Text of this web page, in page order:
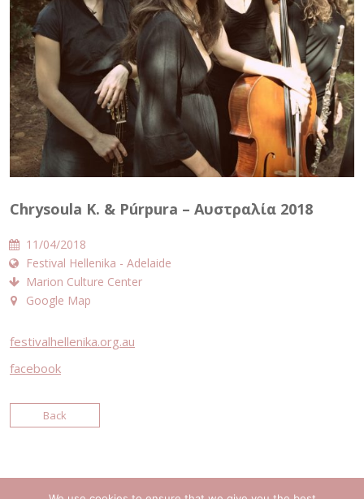
Εκδηλώσεις
Επερχόμενες εκδηλώσεις
Περασμένες εκδηλώσεις
Νέα
Επικοινωνία
-ENG-
Chrysoula K. & Púrpura – Αυστραλία 2018
11/04/2018
Festival Hellenika - Adelaide
Marion Culture Center
Google Map
festivalhellenika.org.au
facebook
Back